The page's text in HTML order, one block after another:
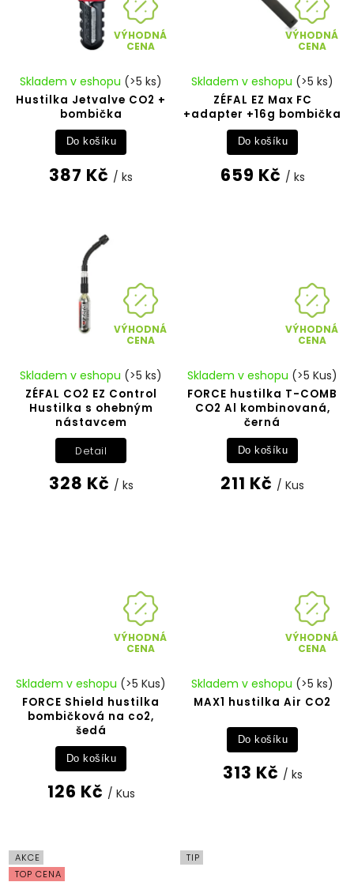
VÝHODNÁ
CENA
Hustilka Jetvalve CO2 +
bombička
Skladem v eshopu (>5 ks)
387 Kč / ks
Do košíku
VÝHODNÁ
CENA
ZÉFAL EZ Max FC
+adapter +16g bombička
Skladem v eshopu (>5 ks)
659 Kč / ks
Do košíku
VÝHODNÁ
CENA
ZÉFAL CO2 EZ Control
Hustilka s ohebným
nástavcem
Skladem v eshopu (>5 ks)
328 Kč / ks
Detail
VÝHODNÁ
CENA
FORCE hustilka T-COMB
CO2 Al kombinovaná,
černá
Skladem v eshopu (>5 Kus)
211 Kč / Kus
Do košíku
VÝHODNÁ
CENA
FORCE Shield hustilka
bombičková na co2,
šedá
Skladem v eshopu (>5 Kus)
126 Kč / Kus
Do košíku
VÝHODNÁ
CENA
MAX1 hustilka Air CO2
Skladem v eshopu (>5 ks)
313 Kč / ks
Do košíku
AKCE
TOP CENA
TIP